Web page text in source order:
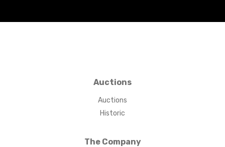
Auctions
Auctions
Historic
The Company